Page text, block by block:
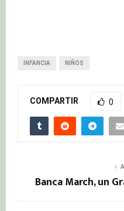
INFANCIA NIÑOS
COMPARTIR 0
Banca March, un